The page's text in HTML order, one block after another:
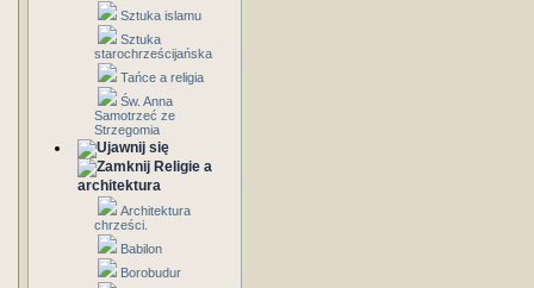
Sztuka islamu
Sztuka
starochrześcijańska
Tańce a religia
Św. Anna
Samotrzeć ze
Strzegomia
Religie a
architektura
Architektura
chrześci.
Babilon
Borobudur